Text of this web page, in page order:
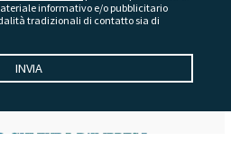
informativo e/o pubblicitario
tradizionali di contatto sia di